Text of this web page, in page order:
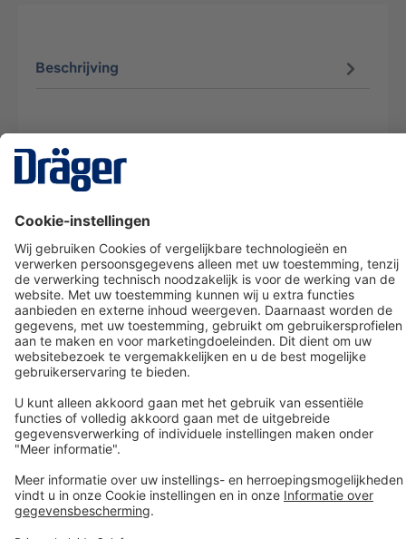
Beschrijving
Dräger klantenservice
Over Dräger
Bestellen in onze webshop
Community